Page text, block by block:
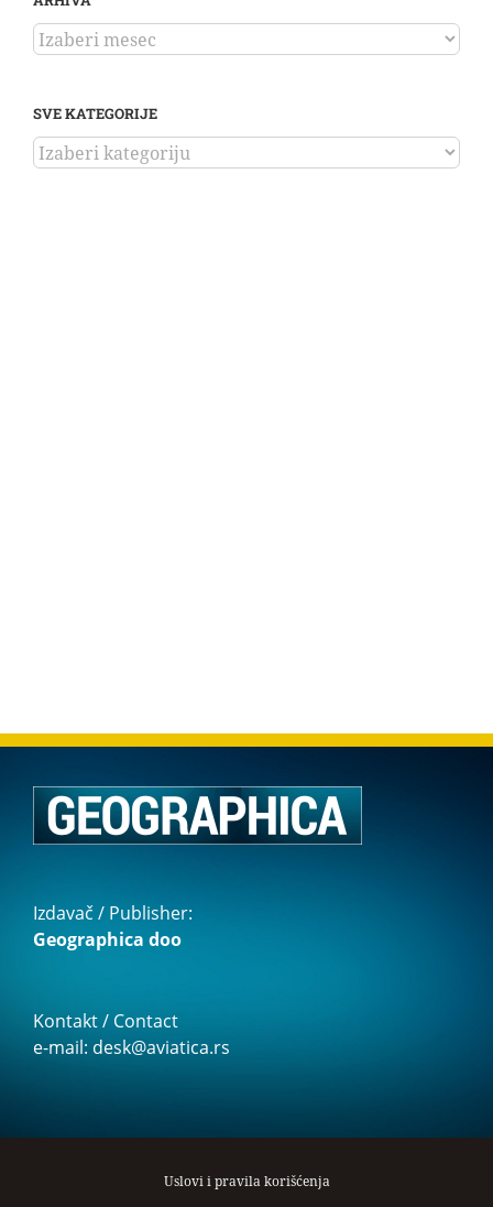
ARHIVA
SVE KATEGORIJE
SVE
KATEGORIJE
Izdavač / Publisher:
Geographica doo
Kontakt / Contact
e-mail: desk@aviatica.rs
Uslovi i pravila korišćenja